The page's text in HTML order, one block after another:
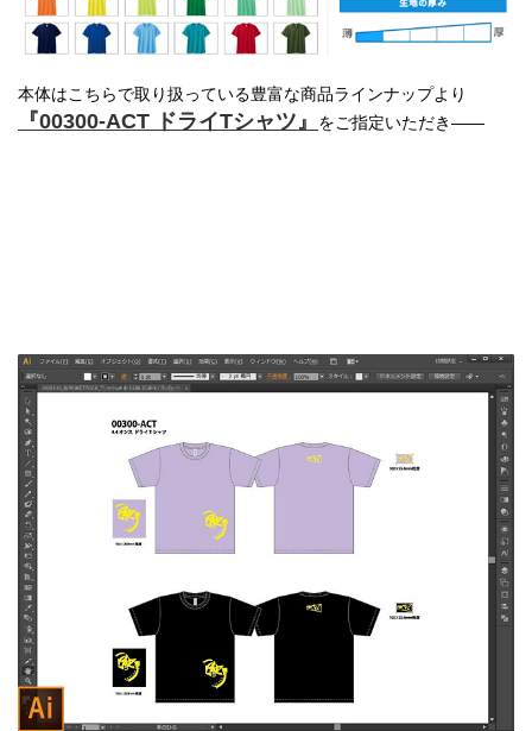
本体はこちらで取り扱っている豊富な商品ラインナップより
『00300-ACT ドライTシャツ』 をご指定いただき――